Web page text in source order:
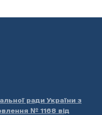
ради України з
№ 1168 від